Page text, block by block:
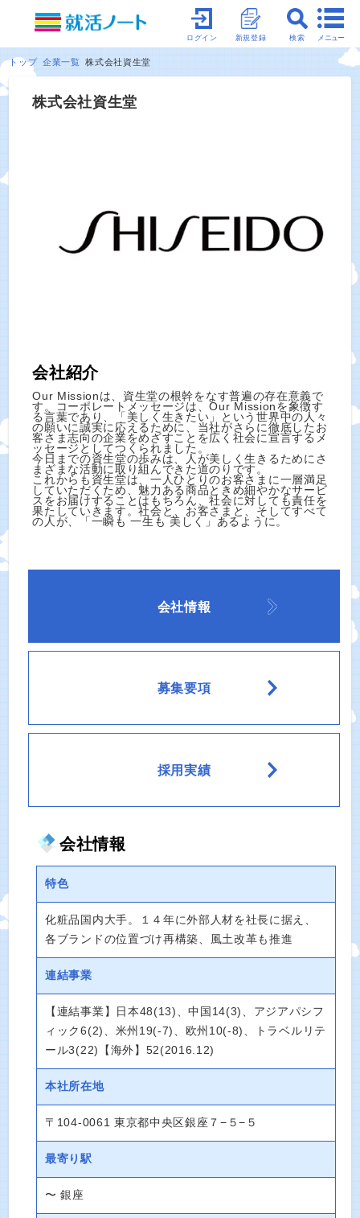
メニュー
検索
新規登録
ログイン
トップ 企業一覧 株式会社資生堂
株式会社資生堂
会社紹介
Our Missionは、資生堂の根幹をなす普遍の存在意義で
す。コーポレートメッセージは、Our Missionを象徴す
る言葉であり、「美しく生きたい」という世界中の人々
の願いに誠実に応えるために、当社がさらに徹底したお
客さま志向の企業をめざすことを広く社会に宣言するメ
ッセージとしてつくられました。
今日までの資生堂の歩みは、人が美しく生きるためにさ
まざまな活動に取り組んできた道のりです。
これからも資生堂は、一人ひとりのお客さまに一層満足
していただくため、魅力ある商品ときめ細やかなサービ
スをお届けすることはもちろん、社会に対しても責任を
果たしていきます。社会と、お客さまと、そしてすべて
の人が、「一瞬も 一生も 美しく」あるように。
会社情報
募集要項
採用実績
会社情報
特色
化粧品国内大手。１４年に外部人材を社長に据え、
各ブランドの位置づけ再構築、風土改革も推進
連結事業
【連結事業】日本48(13)、中国14(3)、アジアパシフ
ィック6(2)、米州19(-7)、欧州10(-8)、トラベルリテ
ール3(22)【海外】52(2016.12)
本社所在地
〒104-0061 東京都中央区銀座７−５−５
最寄り駅
〜 銀座